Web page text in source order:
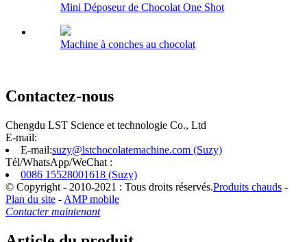
Mini Déposeur de Chocolat One Shot
Machine à conches au chocolat
Contactez-nous
Chengdu LST Science et technologie Co., Ltd
E-mail:
E-mail:suzy@lstchocolatemachine.com (Suzy)
Tél/WhatsApp/WeChat :
0086 15528001618 (Suzy)
© Copyright - 2010-2021 : Tous droits réservés.Produits chauds -
Plan du site - AMP mobile
Contacter maintenant